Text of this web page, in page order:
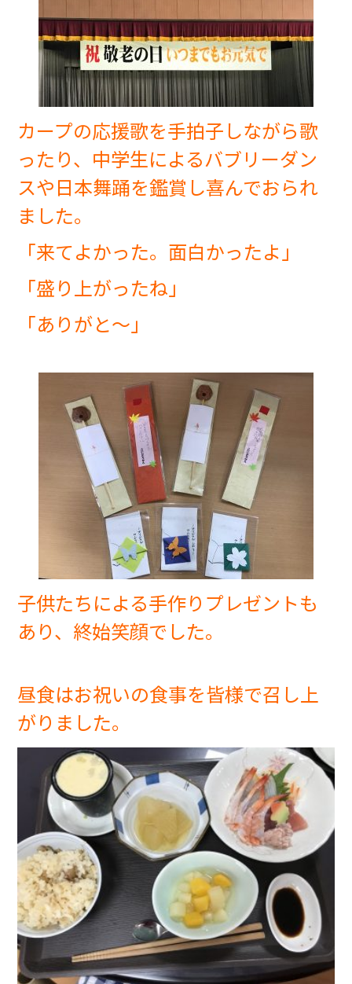
カープの応援歌を手拍子しながら歌
ったり、中学生によるバブリーダン
スや日本舞踊を鑑賞し喜んでおられ
ました。
「来てよかった。面白かったよ」
「盛り上がったね」
「ありがと～」
子供たちによる手作りプレゼントも
あり、終始笑顔でした。
昼食はお祝いの食事を皆様で召し上
がりました。